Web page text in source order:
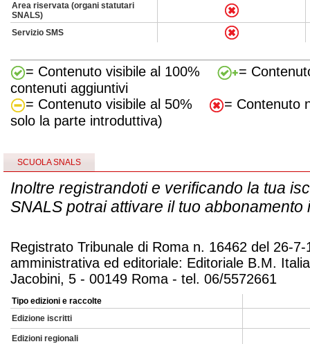
Area riservata (organi statutari
SNALS)
Servizio SMS
= Contenuto visibile al 100%
=
contenuti aggiuntivi
= Contenuto visibile al 50%
= Contenuto
solo la parte introduttiva)
SCUOLA SNALS
Inoltre registrandoti e verificando la tua
SNALS potrai attivare il tuo abbonamento
Registrato Tribunale di Roma n. 16462 del 26-
amministrativa ed editoriale: Editoriale B.M.
Jacobini, 5 - 00149 Roma - tel. 06/5572661
Tipo edizioni e raccolte
Edizione iscritti
Edizioni regionali